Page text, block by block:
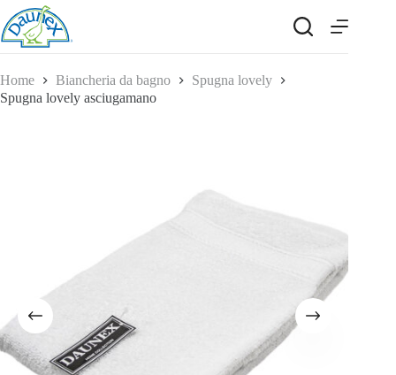
Salta
al
contenuto
Home Biancheria da bagno
Spugna lovely
Spugna lovely asciugamano